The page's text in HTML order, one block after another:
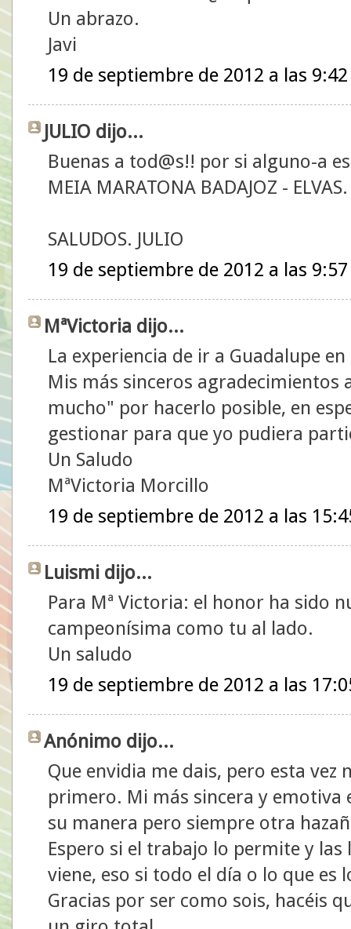
Un abrazo.
Javi
19 de septiembre de 2012 a las 9:42
JULIO dijo...
Buenas a tod@s!! por si alguno-a
MEIA MARATONA BADAJOZ - ELVAS.
SALUDOS. JULIO
19 de septiembre de 2012 a las 9:57
MªVictoria dijo...
La experiencia de ir a Guadalupe
Mis más sinceros agradecimientos
mucho" por hacerlo posible, en
gestionar para que yo pudiera
Un Saludo
MªVictoria Morcillo
19 de septiembre de 2012 a las
Luismi dijo...
Para Mª Victoria: el honor ha sido
campeonísima como tu al lado.
Un saludo
19 de septiembre de 2012 a las
Anónimo dijo...
Que envidia me dais, pero esta
primero. Mi más sincera y emotiva
su manera pero siempre otra
Espero si el trabajo lo permite y
viene, eso si todo el día o lo que
Gracias por ser como sois, hacéis